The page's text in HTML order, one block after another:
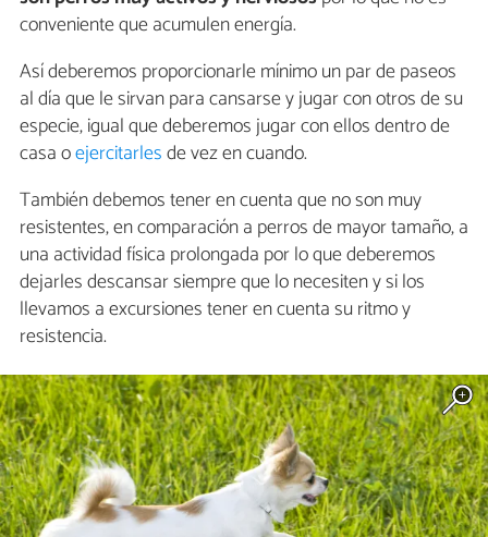
conveniente que acumulen energía.
Así deberemos proporcionarle mínimo un par de paseos
al día que le sirvan para cansarse y jugar con otros de su
especie, igual que deberemos jugar con ellos dentro de
casa oejercitarlesde vez en cuando.
También debemos tener en cuenta que no son muy
resistentes, en comparación a perros de mayor tamaño, a
una actividad física prolongada por lo que deberemos
dejarles descansar siempre que lo necesiten y si los
llevamos a excursiones tener en cuenta su ritmo y
resistencia.